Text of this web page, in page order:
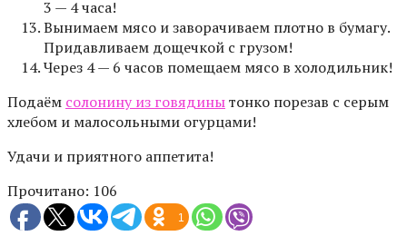
3 — 4 часа!
Вынимаем мясо и заворачиваем плотно в бумагу.
Придавливаем дощечкой с грузом!
Через 4 — 6 часов помещаем мясо в холодильник!
Подаём солонину из говядинытонко порезав с серым
хлебом и малосольными огурцами!
Удачи и приятного аппетита!
Прочитано: 106
1